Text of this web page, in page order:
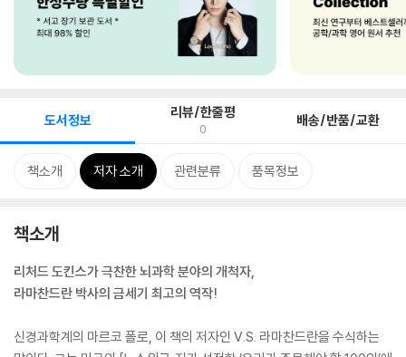
도서정보 리뷰/한줄평
0 배송/반품/교환
책소개 저자 소개 관련분류 품목정보
책소개
리처드 도킨스가 극찬한 뇌과학 분야의 개척자,
라마찬드란 박사의 금세기 최고의 역작!
신경과학계의 마르코 폴로, 이 책의 저자인 V.S. 라마찬드란을 수식하는